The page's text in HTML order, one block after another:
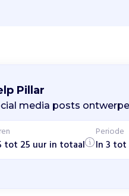
Pillar
media posts
tot 25 uur in totaal
Periode
In 3 tot